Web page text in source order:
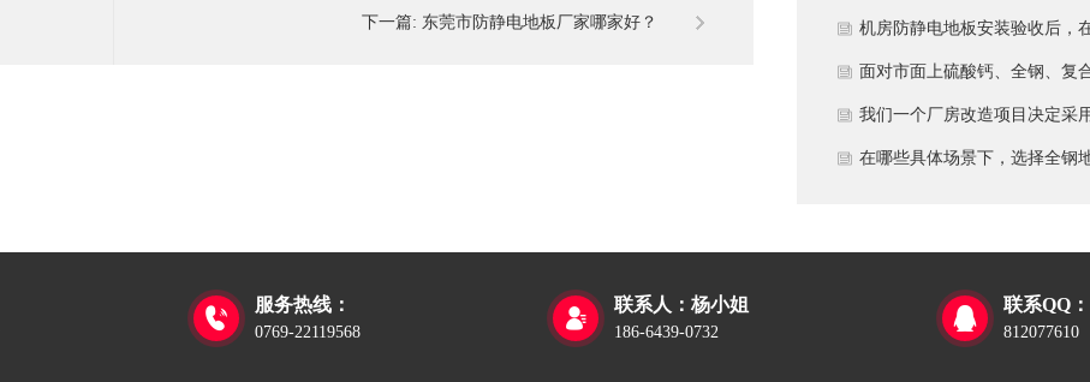
下一篇: 东莞市防静电地板厂家哪家好？ 的质量好坏？所谓的“系统电
阻”为什么很重要？
较潮湿，这种环境下使用防静
地板要注意什么？日常维护有
些要点？
机房防静电地板安装验收后，
日常运维中常常被忽视。请问
一套规范的、可操作的维护规
应包含哪些内容？有哪些“小问
面对市面上硫酸钙、全钢、复
等多种类型的机房防静电地板
我们该如何科学选型？除了预
我们一个厂房改造项目决定采
全钢防静电地板。听说它的安
错的环节，以及如何建立有效
维护制度来保障其长期稳定运
在哪些具体场景下，选择全钢

服务热线：
0769-22119568

联系人：杨小姐
186-6439-0732

联系QQ：
812077610